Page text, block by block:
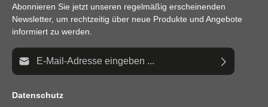
Abonnieren Sie jetzt unseren regelmäßig erscheinenden
Newsletter, um rechtzeitig über neue Produkte und Angebote
informiert zu werden.
E-Mail-Adresse*
Datenschutz